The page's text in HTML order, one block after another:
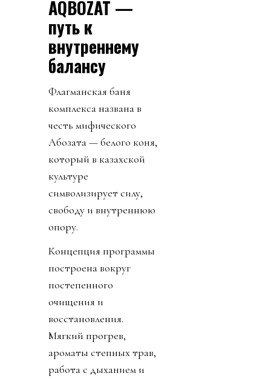
AQBOZAT —
путь к
внутреннему
балансу
Флагманская баня
комплекса названа в
честь мифического
Ақбозата — белого коня,
который в казахской
культуре
символизирует силу,
свободу и внутреннюю
опору.
Концепция программы
построена вокруг
постепенного
очищения и
восстановления.
Мягкий прогрев,
ароматы степных трав,
работа с дыханием и